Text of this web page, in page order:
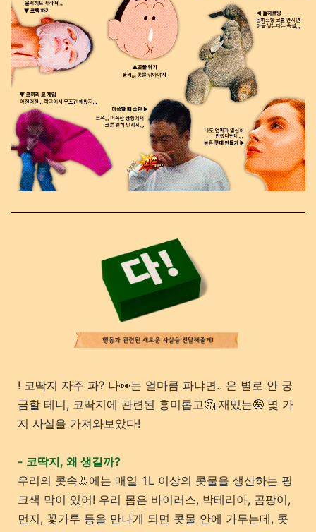
! 코딱지 자주 파? 나👀는 얼마큼 파냐면.. 은 별로 안 궁
금할 테니, 코딱지에 관련된 흥미롭고🤔 재밌는🤪 몇 가
지 사실을 가져와보았다!
- 코딱지, 왜 생길까?
우리의 콧속👃에는 매일 1L 이상의 콧물을 생산하는 핑
크색 막이 있어! 우리 몸은 바이러스, 박테리아, 곰팡이,
먼지, 꽃가루 등을 만나게 되면 콧물 안에 가두는데, 콧